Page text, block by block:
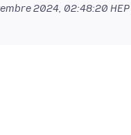
2024, 02:48:20 HEP